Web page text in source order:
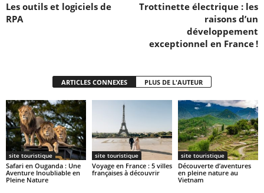
Les outils et logiciels de
RPA
Trottinette électrique : les
raisons d’un
développement
exceptionnel en France !
ARTICLES CONNEXES PLUS DE L'AUTEUR
site touristique
Safari en Ouganda : Une
Aventure Inoubliable en
Pleine Nature
site touristique
Voyage en France : 5 villes
françaises à découvrir
site touristique
Découverte d’aventures
en pleine nature au
Vietnam